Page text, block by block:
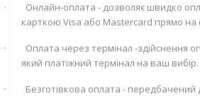
·
Онлайн-оплата - дозволяє швидко
карткою Visa або Mastercard прямо на
·
Оплата через термінал -здійснення
який платіжний термінал на ваш вибір.
·
Безготівкова оплата - передбачений